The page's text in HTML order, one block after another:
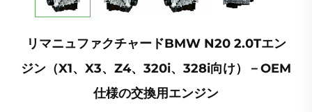
リマニュファクチャードBMW N20 2.0Tエン
ジン（X1、X3、Z4、320i、328i向け）－OEM
仕様の交換用エンジン